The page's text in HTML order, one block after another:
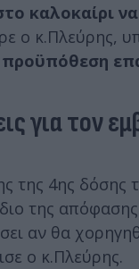
καλοκαίρι
ο κ.Πλεύρης,
προϋπόθεση
για τον
της 4ης δόσης
της
αν θα
ο κ.Πλεύρης.